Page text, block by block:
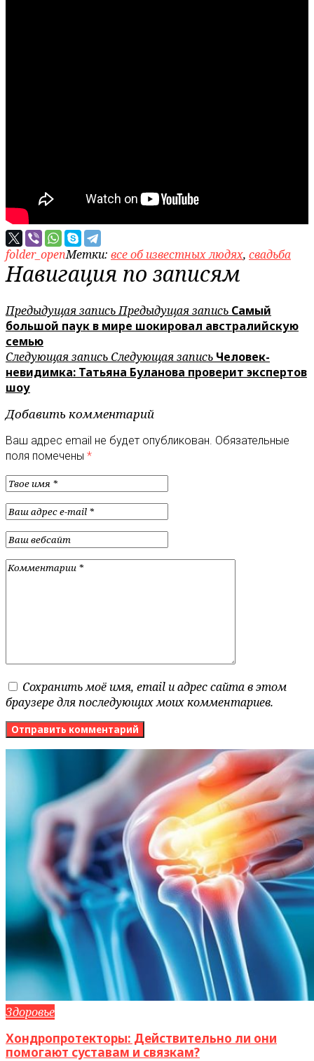
folder_openМетки: все об известных людях, свадьба
Навигация по записям
Предыдущая записьПредыдущая запись Самый
большой паук в мире шокировал австралийскую
семью
Следующая запись Следующая запись Человек-
невидимка: Татьяна Буланова проверит экспертов
шоу
Добавить комментарий
Ваш адрес email не будет опубликован. Обязательные
поля помечены *
Сохранить моё имя, email и адрес сайта в этом
браузере для последующих моих комментариев.
Здоровье
Хондропротекторы: Действительно ли они
помогают суставам и связкам?